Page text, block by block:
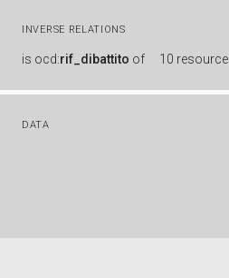
INVERSE RELATIONS
is ocd:rif_dibattito of 10
DATA